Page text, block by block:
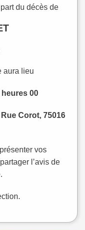
du décès de
aura lieu
heures 00
Corot, 75016
vos
l’avis de